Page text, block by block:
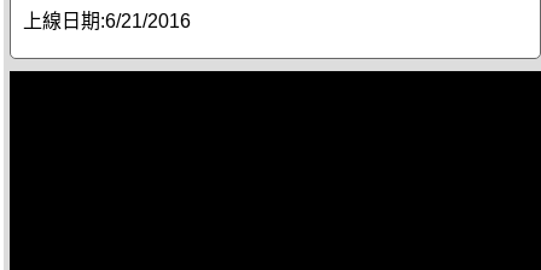
上線日期:6/21/2016